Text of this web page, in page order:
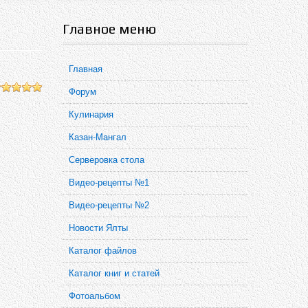
Главное меню
Главная
Форум
Кулинария
Казан-Мангал
Серверовка стола
Видео-рецепты №1
Видео-рецепты №2
Новости Ялты
Каталог файлов
Каталог книг и статей
Фотоальбом